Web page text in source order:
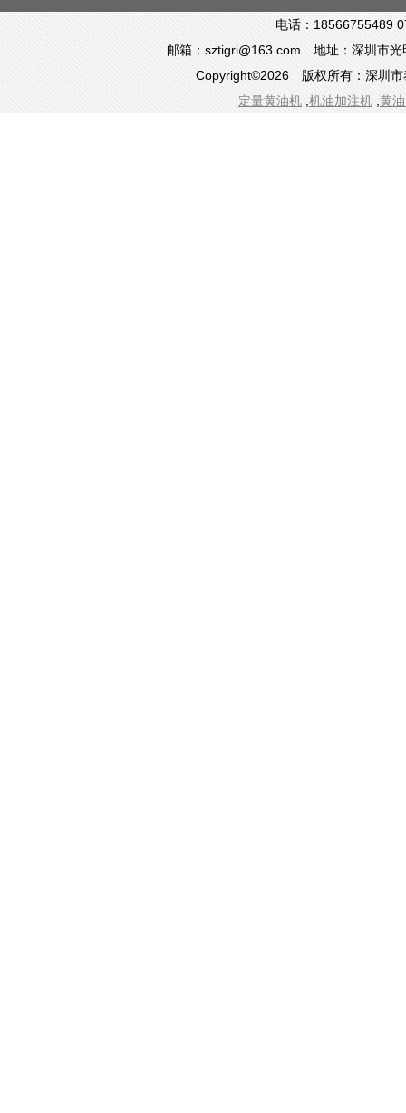
电话：18566755489
邮箱：sztigri@163.com 地址：深圳市
Copyright©2026 版权所有：深圳
定量黄油机 机油加注机 黄